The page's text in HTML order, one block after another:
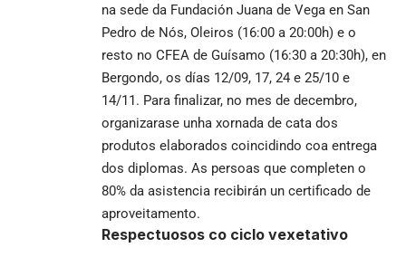
na sede da Fundación Juana de Vega en San
Pedro de Nós, Oleiros (16:00 a 20:00h) e o
resto no CFEA de Guísamo (16:30 a 20:30h), en
Bergondo, os días 12/09, 17, 24 e 25/10 e
14/11. Para finalizar, no mes de decembro,
organizarase unha xornada de cata dos
produtos elaborados coincidindo coa entrega
dos diplomas. As persoas que completen o
80% da asistencia recibirán un certificado de
aproveitamento.
Respectuosos co ciclo vexetativo